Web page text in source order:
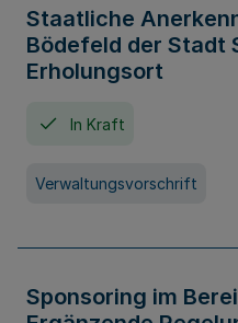
Staatliche
Bödefeld der Stadt
Erholungsort
In Kraft
Verwaltungsvorschrift
Sponsoring im